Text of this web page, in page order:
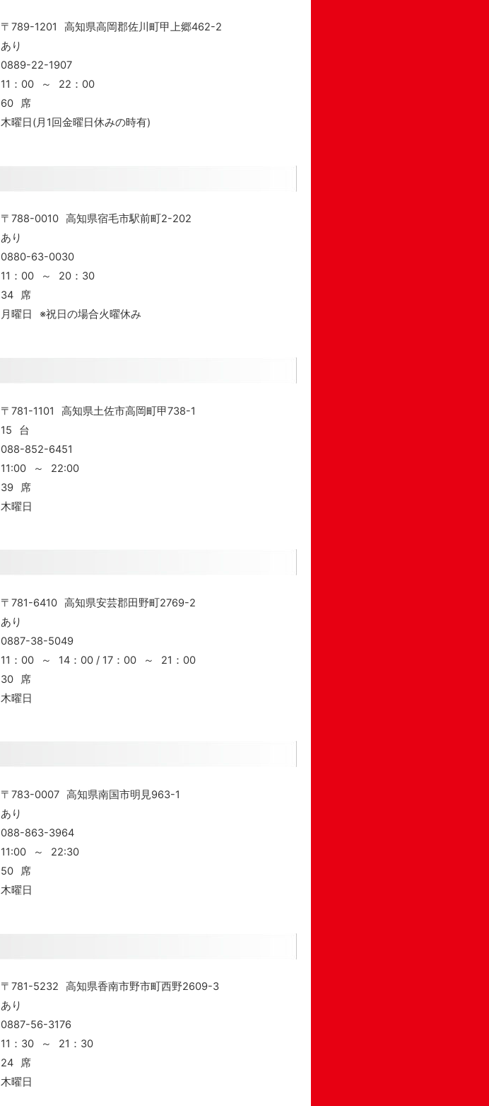
〒789-1201
高知県高岡郡佐川町甲上郷462-2
あり
0889-22-1907
11：00 ～
22：00
60
席
木曜日(月1回金曜日休みの時有)
〒788-0010 高知県宿毛市駅前町2-202
あり
0880-63-0030
11：00 ～
20：30
34
席
月曜日 ※祝日の場合火曜休み
〒781-1101
高知県土佐市高岡町甲738-1
15
台
088-852-6451
11:00 ～
22:00
39
席
木曜日
〒781-6410 高知県安芸郡田野町2769-2
あり
0887-38-5049
11：00 ～ 14：00 / 17：00 ～
21：00
30
席
木曜日
〒783-0007 高知県南国市明見963-1
あり
088-863-3964
11:00 ～
22:30
50
席
木曜日
〒781-5232
高知県香南市野市町西野2609-3
あり
0887-56-3176
11：30 ～
21：30
24
席
木曜日